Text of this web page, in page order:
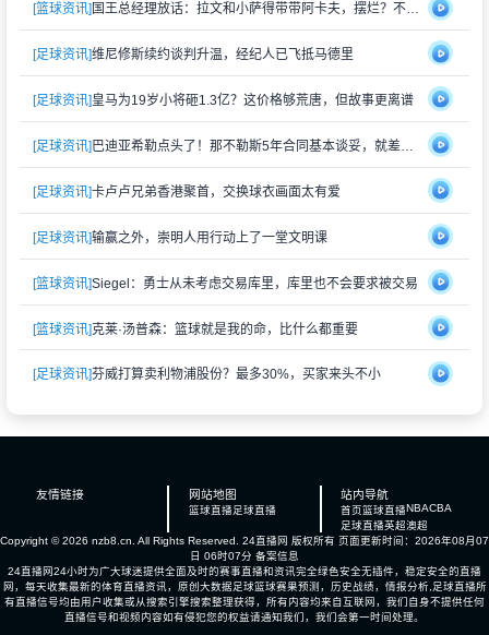
[篮球资讯] 国王总经理放话：拉文和小萨得带带阿卡夫，摆烂？不存在的，赢球比上赛季多就行
[足球资讯]维尼修斯续约谈判升温，经纪人已飞抵马德里
[足球资讯]皇马为19岁小将砸1.3亿？这价格够荒唐，但故事更离谱
[足球资讯] 巴迪亚希勒点头了！那不勒斯5年合同基本谈妥，就差切尔西松口
[足球资讯]卡卢卢兄弟香港聚首，交换球衣画面太有爱
[足球资讯]输赢之外，崇明人用行动上了一堂文明课
[篮球资讯]Siegel：勇士从未考虑交易库里，库里也不会要求被交易
[篮球资讯]克莱·汤普森：篮球就是我的命，比什么都重要
[足球资讯]芬威打算卖利物浦股份？最多30%，买家来头不小
友情链接 网站地图
篮球直播足球直播
站内导航
首页篮球直播NBACBA
足球直播英超澳超
Copyright © 2026 nzb8.cn. All Rights Reserved. 24直播网 版权所有 页面更新时间：2026年08月07
日 06时07分 备案信息
24直播网24小时为广大球迷提供全面及时的赛事直播和资讯完全绿色安全无插件，稳定安全的直播
网，每天收集最新的体育直播资讯，原创大数据足球篮球赛果预测，历史战绩，情报分析,足球直播所
有直播信号均由用户收集或从搜索引擎搜索整理获得，所有内容均来自互联网，我们自身不提供任何
直播信号和视频内容如有侵犯您的权益请通知我们，我们会第一时间处理。